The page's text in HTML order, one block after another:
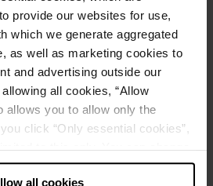
provide our websites for use,
which we generate aggregated
as well as marketing cookies to
and advertising outside our
all cookies, “Allow
allows you to allow only the
click “Only essential cookies”,
to this only. You can change
via “Cookie settings” in the
all cookies
& Partner GmbH WPG StBG
erhalten Sie einen fundierten
des IFRS 18 und deren